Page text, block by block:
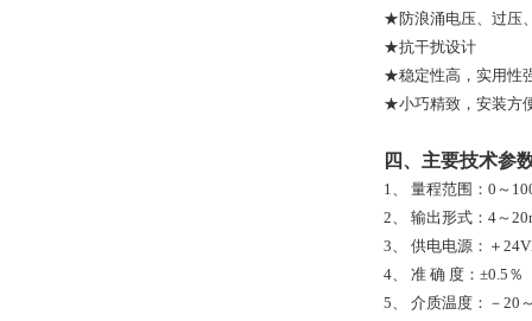
★防浪涌电压、过压
★抗干扰设计
★稳定性高，实用性
★小巧精致，安装方
四、主要技
1、 量程范围：0～
2、 输出形式：4
3、 供电电源：
4、 准 确 度：
5、 介质温度：－20